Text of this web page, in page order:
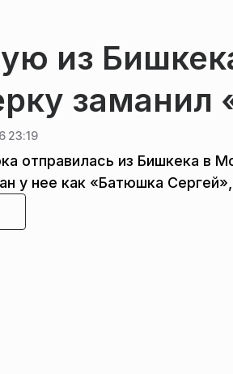
из
заманил
23:19
отправилась из Бишкека в
у нее как «Батюшка